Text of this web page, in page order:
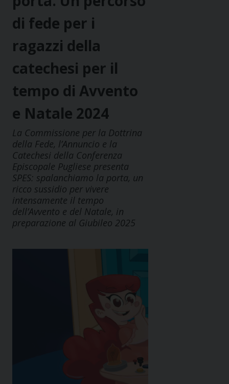
di fede per i
ragazzi della
catechesi per il
tempo di Avvento
e Natale 2024
La Commissione per la Dottrina
della Fede, l’Annuncio e la
Catechesi della Conferenza
Episcopale Pugliese presenta
SPES: spalanchiamo la porta, un
ricco sussidio per vivere
intensamente il tempo
dell’Avvento e del Natale, in
preparazione al Giubileo 2025